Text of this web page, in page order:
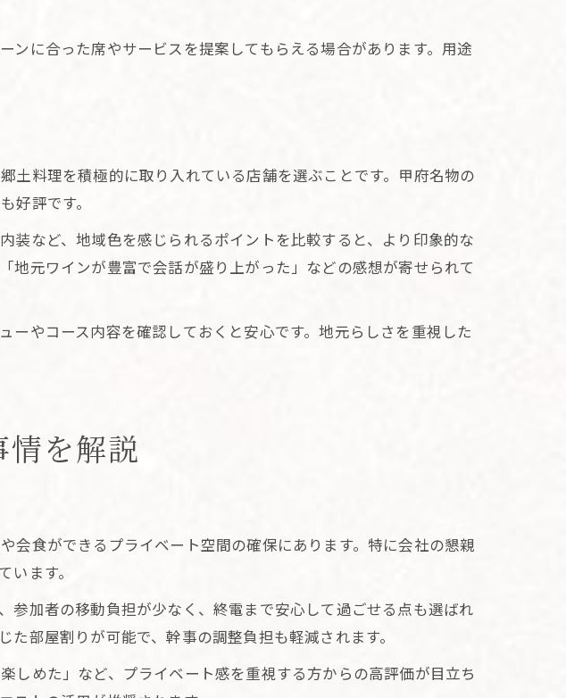
に合った席やサービスを提案してもらえる場合があります。用途
土料理を積極的に取り入れている店舗を選ぶことです。甲府名物の
好評です。
装など、地域色を感じられるポイントを比較すると、より印象的な
元ワインが豊富で会話が盛り上がった」などの感想が寄せられて
やコース内容を確認しておくと安心です。地元らしさを重視した
を解説
会食ができるプライベート空間の確保にあります。特に会社の懇親
ます。
参加者の移動負担が少なく、終電まで安心して過ごせる点も選ばれ
部屋割りが可能で、幹事の調整負担も軽減されます。
めた」など、プライベート感を重視する方からの高評価が目立ち